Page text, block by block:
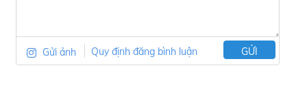
Gửi ảnh Quy định đăng bình luận GỬI